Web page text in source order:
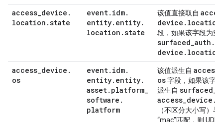
access_device .
location .state
event. idm.
entity. entity.
location .state
该值直接取自
device . location
段，如果该字段为空
surfaced_auth .
device . location
access_device .
os
event. idm.
entity. entity.
asset. platform_
software .
platform
该值派生自 access
os字段，如果该字
派生自 surfaced_
access_device .
（不区分大小写）与
“mac”匹配，则